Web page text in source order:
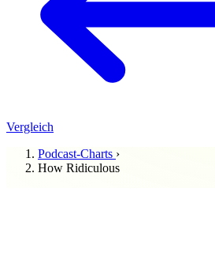
Vergleich
Podcast-Charts ›
How Ridiculous